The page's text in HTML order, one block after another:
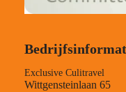
Exclusive Culitravel
Wittgensteinlaan 65